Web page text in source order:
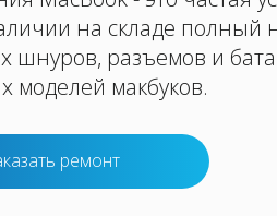
на складе полный
шнуров, разъемов и
моделей макбуков.
ремонт